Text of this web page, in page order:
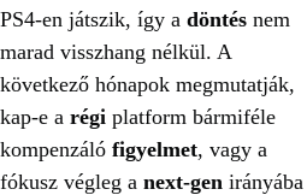
PS4-en játszik, így a döntés nem
marad visszhang nélkül. A
következő hónapok megmutatják,
kap-e a régi platform bármiféle
kompenzáló figyelmet, vagy a
fókusz végleg a next-gen irányába